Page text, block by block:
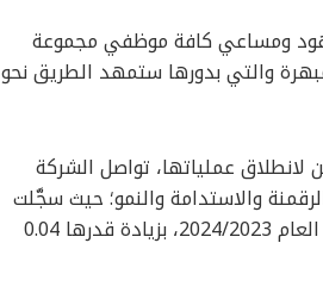
ومساعي كافة موظفي مجموعة
والتي بدورها ستمهد الطريق نحو
في عام 2024 بالذكرى العشرين لانطلاق عملياتها، تواصل الشركة
والاستدامة والنمو؛ حيث سجَّلت
القطرية للشحن الجوي نمواً في قيمتها السوقية بنسبة 7.1 بالمئة في العام 2024/2023، بزيادة قدرها 0.04